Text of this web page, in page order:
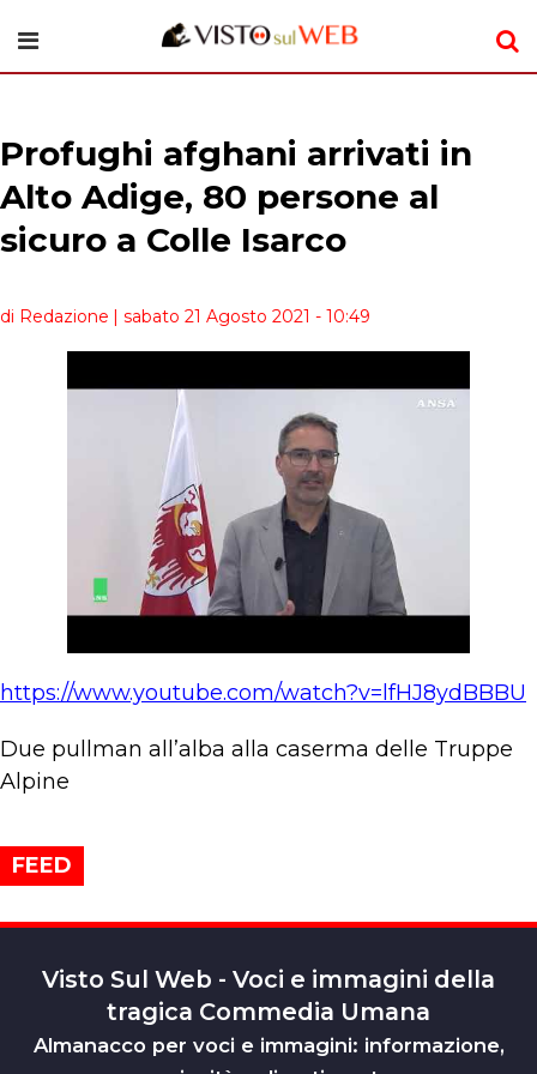
Profughi afghani arrivati in
Alto Adige, 80 persone al
sicuro a Colle Isarco
di Redazione | sabato 21 Agosto 2021 - 10:49
https://www.youtube.com/watch?v=lfHJ8ydBBBU
Due pullman all’alba alla caserma delle Truppe
Alpine
FEED
Visto Sul Web - Voci e immagini della
tragica Commedia Umana
Almanacco per voci e immagini: informazione,